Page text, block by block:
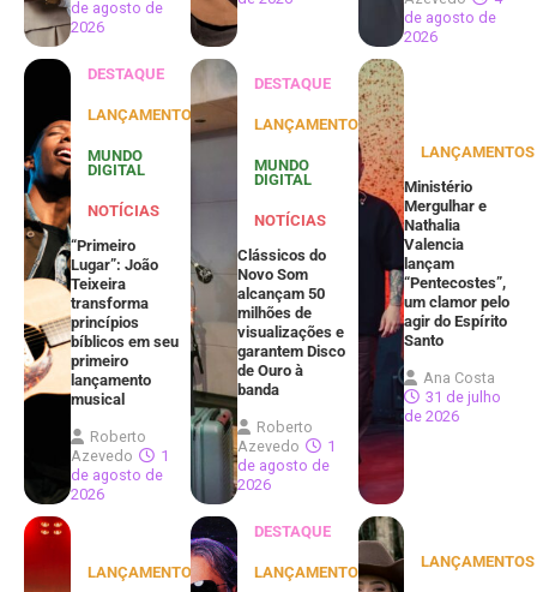
de agosto de
2026
de agosto de
2026
DESTAQUE
LANÇAMENTOS
MUNDO
DIGITAL
NOTÍCIAS
“Primeiro
Lugar”: João
Teixeira
transforma
princípios
bíblicos em seu
primeiro
lançamento
musical
Roberto
Azevedo
1
de agosto de
2026
DESTAQUE
LANÇAMENTOS
MUNDO
DIGITAL
NOTÍCIAS
Clássicos do
Novo Som
alcançam 50
milhões de
visualizações e
garantem Disco
de Ouro à
banda
Roberto
Azevedo
1
de agosto de
2026
LANÇAMENTOS
Ministério
Mergulhar e
Nathalia
Valencia
lançam
“Pentecostes”,
um clamor pelo
agir do Espírito
Santo
Ana Costa
31 de julho
de 2026
LANÇAMENTOS
DESTAQUE
LANÇAMENTOS
LANÇAMENTOS